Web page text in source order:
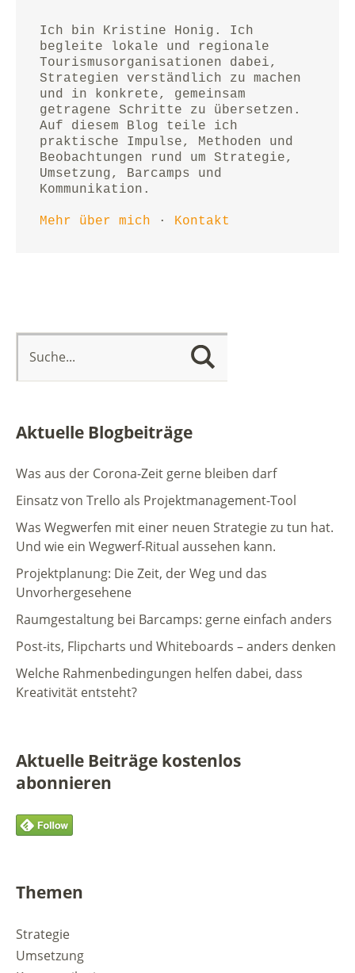
Ich bin Kristine Honig. Ich
begleite lokale und regionale
Tourismusorganisationen dabei,
Strategien verständlich zu machen
und in konkrete, gemeinsam
getragene Schritte zu übersetzen.
Auf diesem Blog teile ich
praktische Impulse, Methoden und
Beobachtungen rund um Strategie,
Umsetzung, Barcamps und
Kommunikation.
Mehr über mich · Kontakt
Aktuelle Blogbeiträge
Was aus der Corona-Zeit gerne bleiben darf
Einsatz von Trello als Projektmanagement-Tool
Was Wegwerfen mit einer neuen Strategie zu tun hat.
Und wie ein Wegwerf-Ritual aussehen kann.
Projektplanung: Die Zeit, der Weg und das
Unvorhergesehene
Raumgestaltung bei Barcamps: gerne einfach anders
Post-its, Flipcharts und Whiteboards – anders denken
Welche Rahmenbedingungen helfen dabei, dass
Kreativität entsteht?
Aktuelle Beiträge kostenlos
abonnieren
Themen
Strategie
Umsetzung